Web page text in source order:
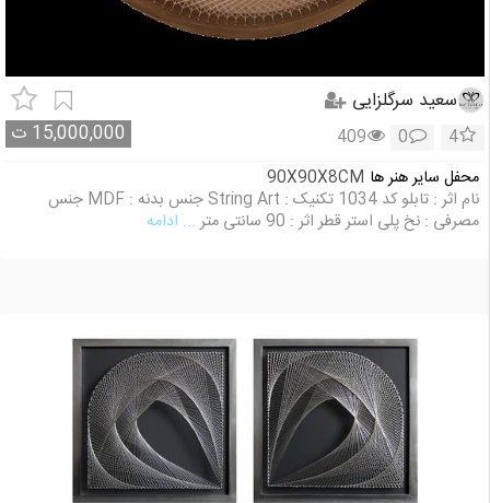
سعید سرگلزایی
15,000,000 ت 4
0
409
محفل سایر هنر ها 90X90X8CM
نام اثر : تابلو کد 1034 تکنیک : String Art جنس بدنه : MDF جنس
مصرفی : نخ پلی استر قطر اثر : 90 سانتی متر
... ادامه